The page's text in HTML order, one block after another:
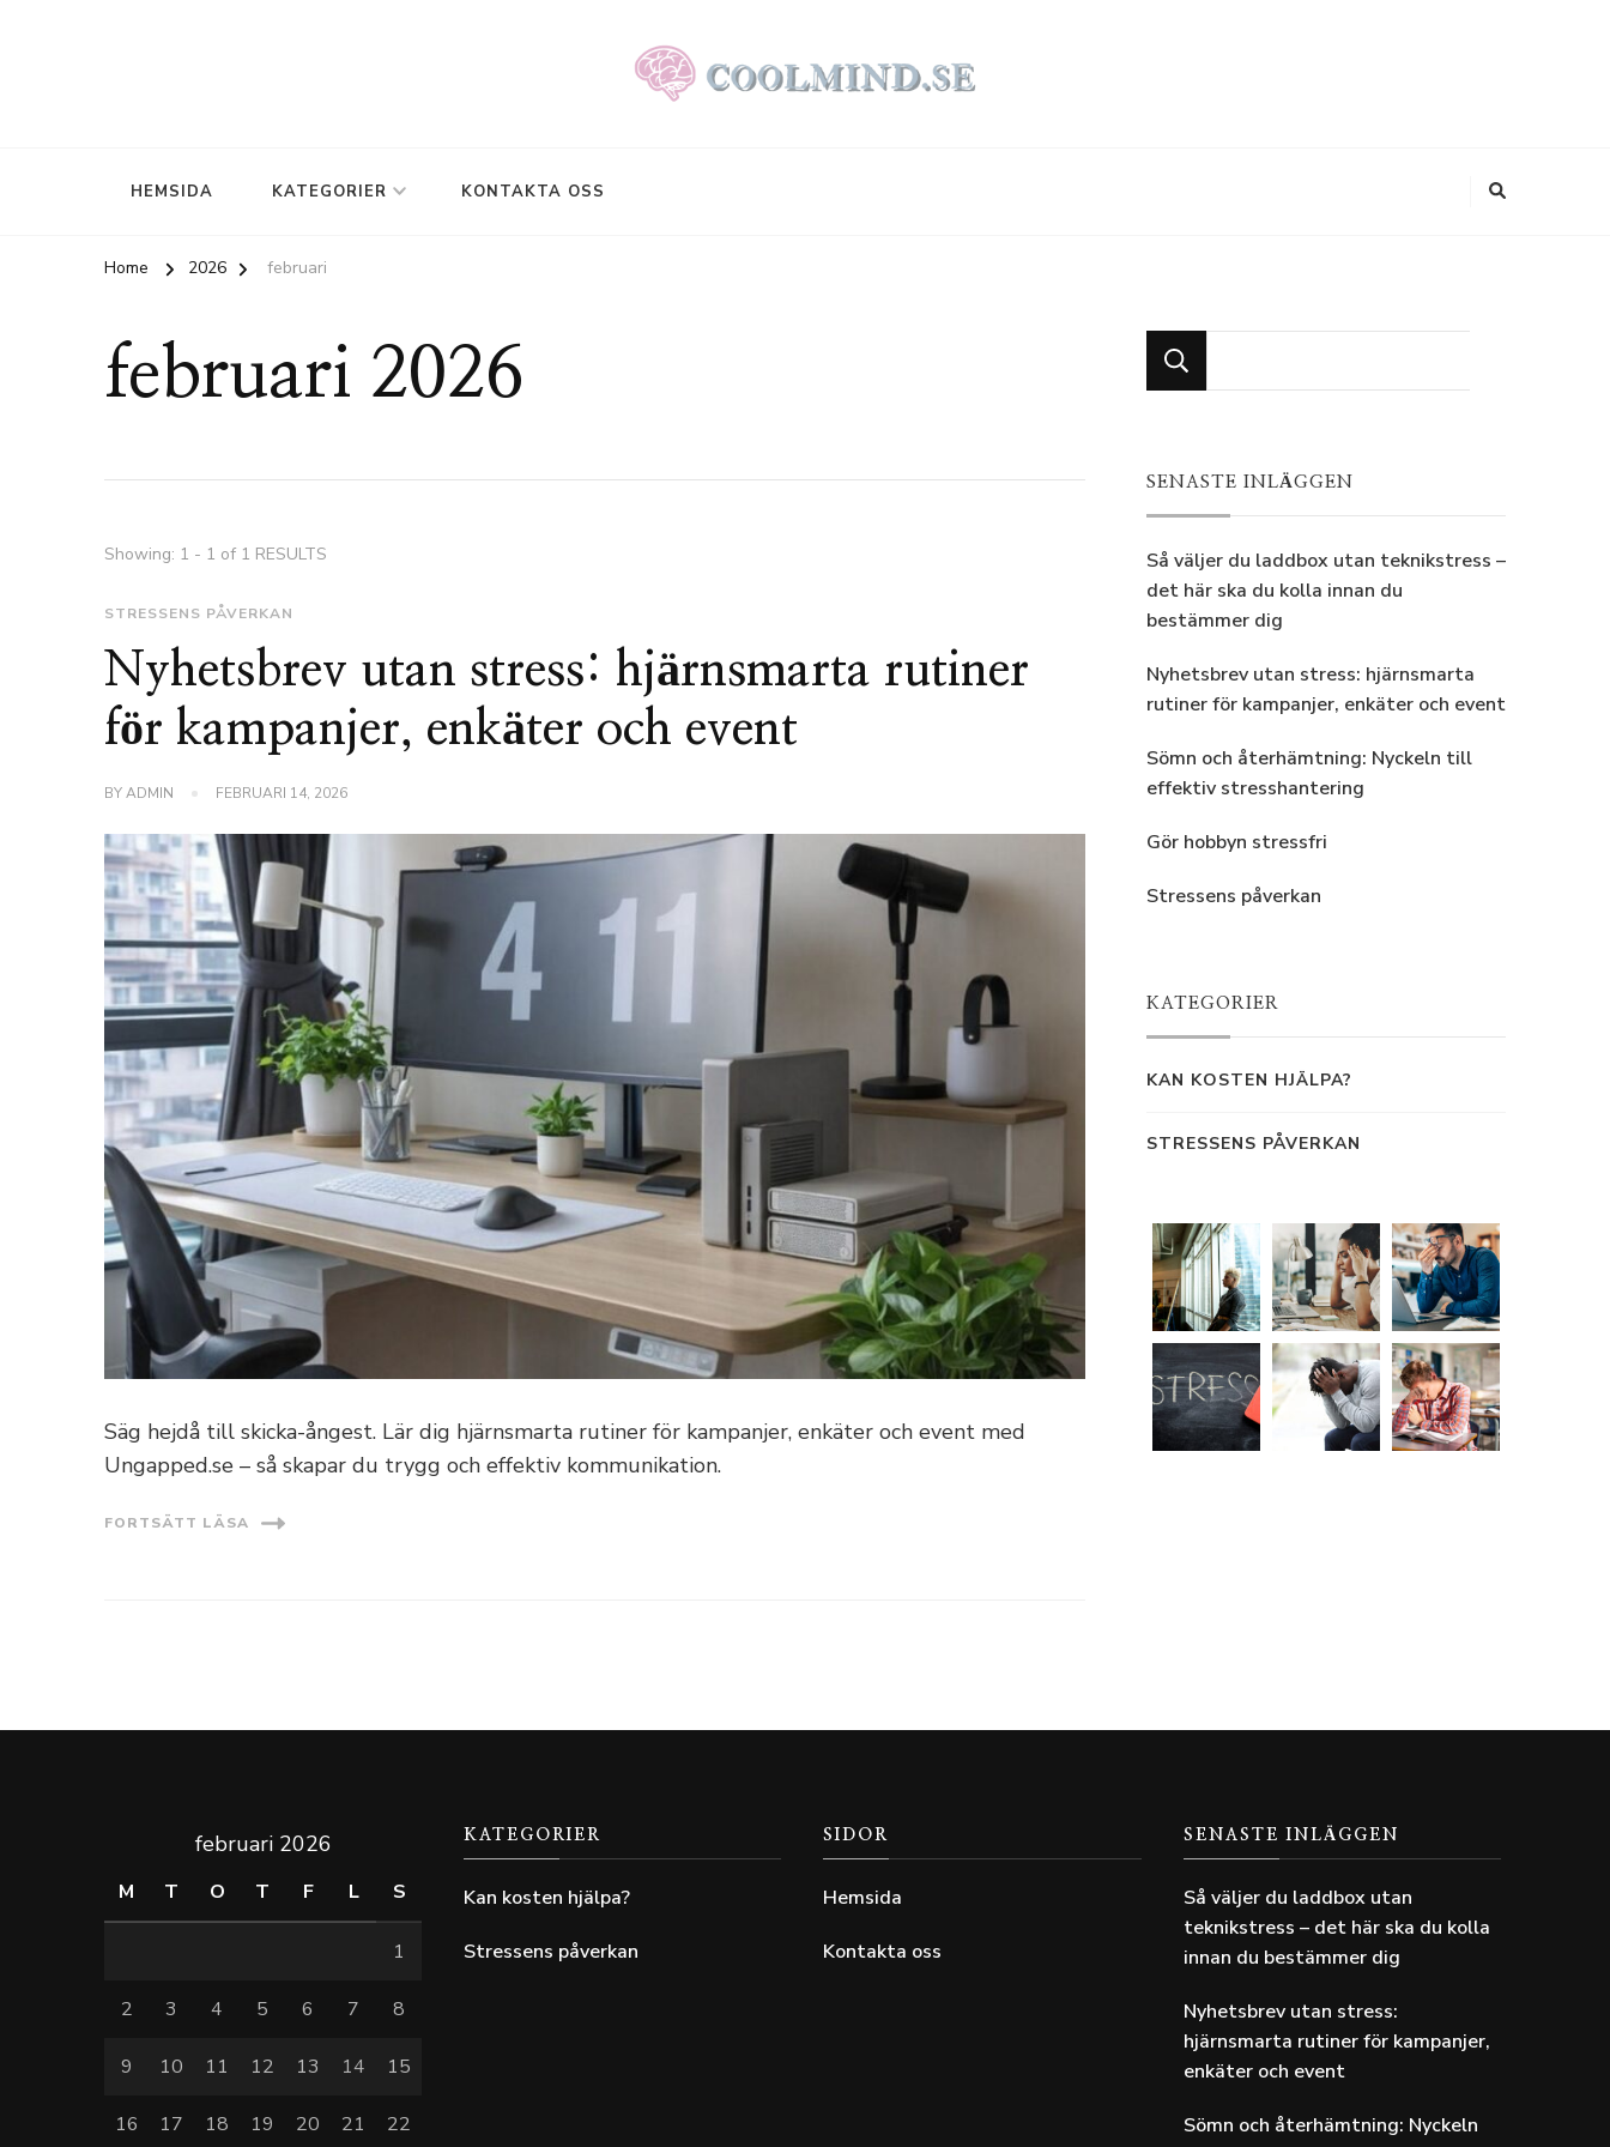
HEMSIDA KATEGORIER KONTAKTA OSS
Home 2026 februari
februari 2026
Showing: 1 - 1 of 1 RESULTS
STRESSENS PÅVERKAN
Nyhetsbrev utan stress: hjärnsmarta rutiner
för kampanjer, enkäter och event
BYADMIN FEBRUARI 14, 2026
Säg hejdå till skicka-ångest. Lär dig hjärnsmarta rutiner för kampanjer, enkäter och event med
Ungapped.se – så skapar du trygg och effektiv kommunikation.
FORTSÄTT LÄSA
for
SENASTE INLÄGGEN
Så väljer du laddbox utan teknikstress –
det här ska du kolla innan du
bestämmer dig
Nyhetsbrev utan stress: hjärnsmarta
rutiner för kampanjer, enkäter och event
Sömn och återhämtning: Nyckeln till
effektiv stresshantering
Gör hobbyn stressfri
Stressens påverkan
KATEGORIER
KAN KOSTEN HJÄLPA?
STRESSENS PÅVERKAN
februari 2026
M T O T F L S
1
2 3 4 5 6 7 8
9 10 11 12 13 14 15
16 17 18 19 20 21 22
KATEGORIER
Kan kosten hjälpa?
Stressens påverkan
SIDOR
Hemsida
Kontakta oss
SENASTE INLÄGGEN
Så väljer du laddbox utan
teknikstress – det här ska du kolla
innan du bestämmer dig
Nyhetsbrev utan stress:
hjärnsmarta rutiner för kampanjer,
enkäter och event
Sömn och återhämtning: Nyckeln